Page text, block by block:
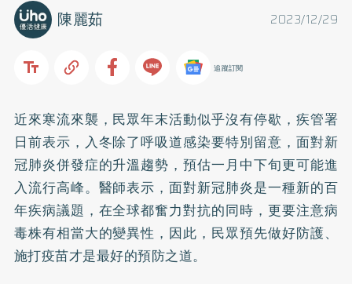
2023/12/29
陳麗茹
追蹤訂閱
近來寒流來襲，民眾年末活動似乎沒有停歇，疾管署
日前表示，入冬除了呼吸道感染要特別留意，面對新
冠肺炎併發症的升溫趨勢，預估一月中下旬更可能進
入流行高峰。醫師表示，面對新冠肺炎是一種新的百
年疾病議題，在全球都奮力對抗的同時，更要注意病
毒株有相當大的變異性，因此，民眾預先做好防護、
施打疫苗才是最好的預防之道。